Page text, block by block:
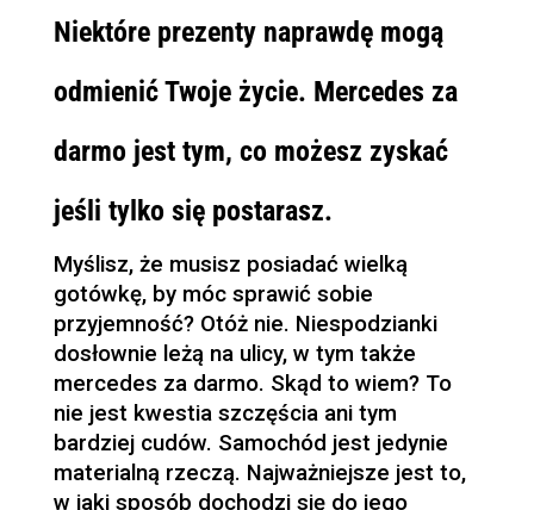
Niektóre prezenty naprawdę mogą
odmienić Twoje życie. Mercedes za
darmo jest tym, co możesz zyskać
jeśli tylko się postarasz.
Myślisz, że musisz posiadać wielką
gotówkę, by móc sprawić sobie
przyjemność? Otóż nie. Niespodzianki
dosłownie leżą na ulicy, w tym także
mercedes za darmo. Skąd to wiem? To
nie jest kwestia szczęścia ani tym
bardziej cudów. Samochód jest jedynie
materialną rzeczą. Najważniejsze jest to,
w jaki sposób dochodzi się do jego